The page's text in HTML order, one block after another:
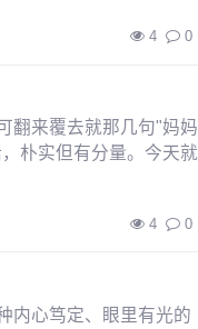
4 0
翻来覆去就那几句"妈妈
朴实但有分量。今天就
4 0
内心笃定、眼里有光的